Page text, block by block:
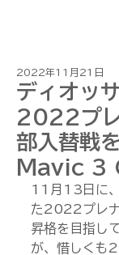
ディオッ
2022プレ
部入替戦
Mavic 3
2022年11月21日
11月13日に、
た2022プレナ
昇格を目指し
が、惜しくも